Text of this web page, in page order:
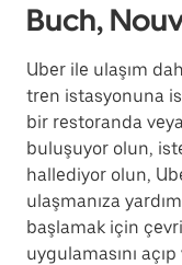
Buch,
Uber ile ulaşım
tren istasyonuna
bir restoranda
buluşuyor olun,
hallediyor olun,
ulaşmanıza
başlamak için
uygulamasını